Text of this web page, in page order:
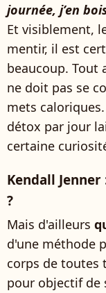
journée, j’en
Et visiblement,
mentir, il est
beaucoup.
ne doit pas se
mets
détox par jour
certaine
Kendall
?
Mais d'ailleurs
d'une méthode
corps de toutes
pour objectif de